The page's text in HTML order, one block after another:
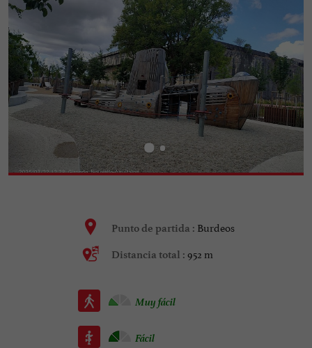
Punto de partida : Burdeos
Distancia total : 952 m
Muy fácil
Fácil